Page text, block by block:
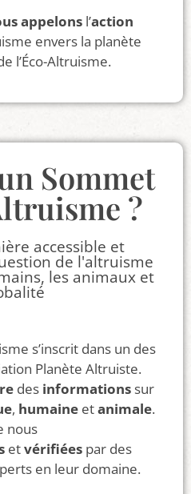
appelonsl’action
envers la planète
l’Éco-Altruisme.
Sommet
?
accessible et
de l'altruisme
les animaux et
s’inscrit dans un des
Planète Altruiste.
des informations sur
, humaine etanimale.
nous
etvérifiées par des
en leur domaine.